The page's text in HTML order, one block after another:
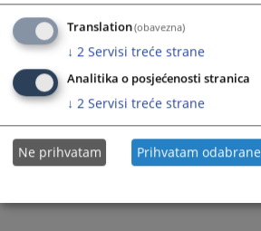
Translation(obavezna)
↓ 2 Servisi treće strane
Analitika o posjećenosti stranica
↓ 2 Servisi treće strane
Ne prihvatam Prihvatam odabrane